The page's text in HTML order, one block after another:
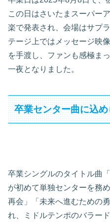
この日はさいたまスーパー
楽で発表され、会場はサプ
テージ上ではメッセージ映
を手渡し、ファンも感極ま
一夜となりました。
卒業センター曲に込
卒業シングルのタイトル曲
が初めて単独センターを務
再会」「未来へ進むための
れ、ミドルテンポのバラー